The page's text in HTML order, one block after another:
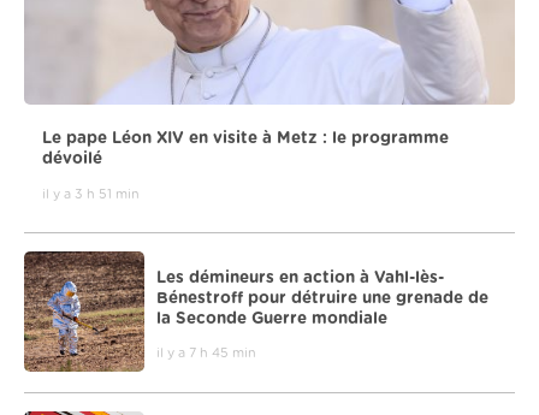
Le pape Léon XIV en visite à Metz : le programme
dévoilé
il y a 3 h 51 min
Les démineurs en action à Vahl-lès-
Bénestroff pour détruire une grenade de
la Seconde Guerre mondiale
il y a 7 h 45 min